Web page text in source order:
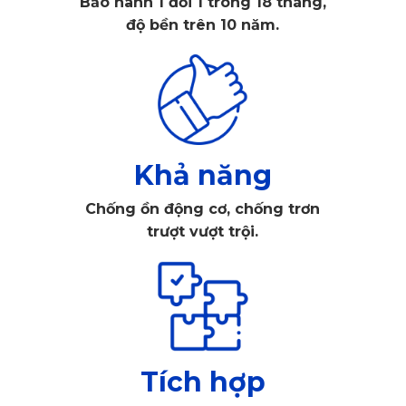
Vantage nguyên bản năm 1977 và chiếc xe đua giải Le
Mans có tên RHAM/1 ‘Muncher’ từ năm 1980. Kiểu dáng
của Valour thể hiện sự thon gọn, đậm chất khí động học
cùng với sự cơ bắp và khỏe khoắn. Bộ mâm hợp kim đúc có
kích thước lớn 21 inch và mang thiết kế tổ ong, kết hợp với
Martin. Hệ thống phanh gốm carbon với đĩa 410 mm phía
trước và 360 mm phía sau. Phần đuôi của Valour được thiết
kế theo phong cách Kamm, với đuôi xe cắt thẳng xuống đột
ngột thay vì kiểu vuốt dài thường thấy trên các mẫu xe
đương đại. Ngoài ra, "vortex generating exo blades" - cụm
chi tiết tạo gió xoáy được sử dụng để cải thiện hiệu quả khí
độ bền trên 10 năm.
Khả năng
Chống ồn động cơ, chống trơn
trượt vượt trội.
Tích hợp